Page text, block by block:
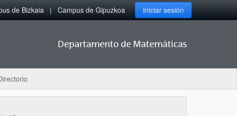
de Bizkaia Campus de Gipuzkoa Iniciar sesión
Departamento de Matemáticas